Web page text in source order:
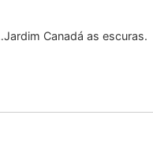
Canadá as escuras.